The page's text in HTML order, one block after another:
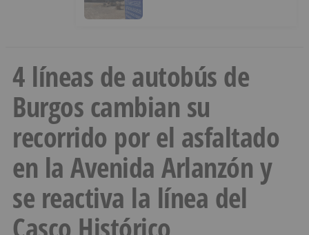
4 líneas de autobús de
Burgos cambian su
recorrido por el asfaltado
en la Avenida Arlanzón y
se reactiva la línea del